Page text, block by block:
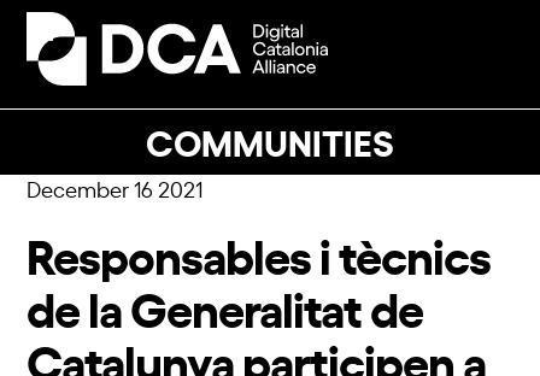
Skip
content
COMMUNITIES
Open
mobile
Close
mobile
December 16 2021
Responsables i tècnics
de la Generalitat de
Catalunya participen a